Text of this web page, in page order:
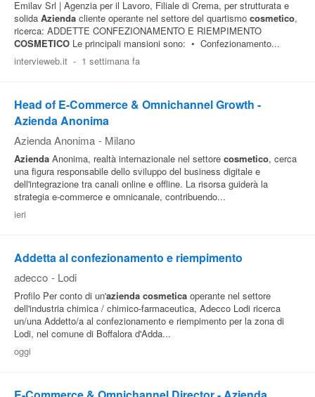
Emilav Srl | Agenzia per il Lavoro, Filiale di Crema, per strutturata e
solida Azienda cliente operante nel settore del quartismo cosmetico,
ricerca: ADDETTE CONFEZIONAMENTO E RIEMPIMENTO
COSMETICO Le principali mansioni sono: • Confezionamento...
intervieweb.it - 1 settimana fa
Head of E-Commerce & Omnichannel Growth -
Azienda Anonima
Azienda Anonima - Milano
Azienda Anonima, realtà internazionale nel settore cosmetico, cerca
una figura responsabile dello sviluppo del business digitale e
dell'integrazione tra canali online e offline. La risorsa guiderà la
strategia e-commerce e omnicanale, contribuendo...
ieri
Addetta al confezionamento e riempimento
adecco - Lodi
Profilo Per conto di un'azienda cosmetica operante nel settore
dell'industria chimica / chimico-farmaceutica, Adecco Lodi ricerca
un/una Addetto/a al confezionamento e riempimento per la zona di
Lodi, nel comune di Boffalora d'Adda...
oggi